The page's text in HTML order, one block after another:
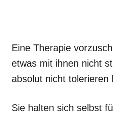
Eine Therapie
etwas mit ihnen nicht
absolut nicht tolerieren
Sie halten sich selbst